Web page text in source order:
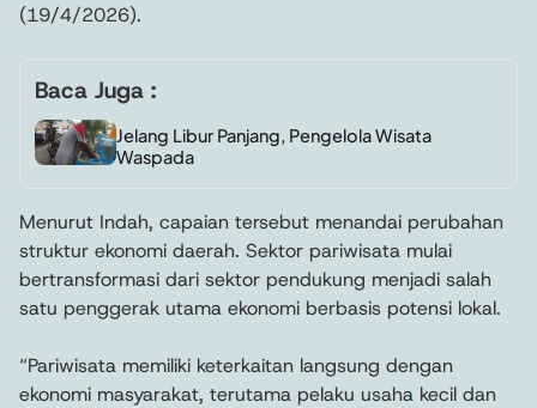
(19/4/2026).
Baca Juga :
Jelang Libur Panjang, Pengelola Wisata
Waspada
Menurut Indah, capaian tersebut menandai perubahan
struktur ekonomi daerah. Sektor pariwisata mulai
bertransformasi dari sektor pendukung menjadi salah
satu penggerak utama ekonomi berbasis potensi lokal.
“Pariwisata memiliki keterkaitan langsung dengan
ekonomi masyarakat, terutama pelaku usaha kecil dan